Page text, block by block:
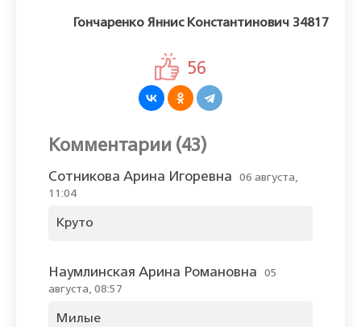
Гончаренко Яннис Константинович 34817
56
Комментарии (43)
Сотникова Арина Игоревна
06 августа,
11:04
Круто
Наумлинская Арина Романовна
05
августа, 08:57
Милые